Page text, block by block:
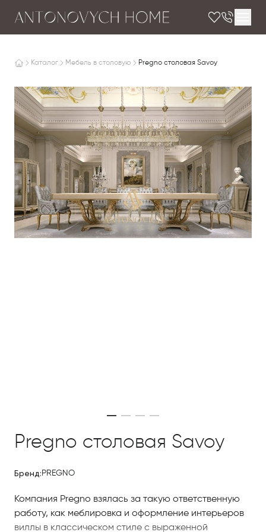
Каталог Мебель в столовую Pregno столовая Savoy
Pregno столовая Savoy
Бренд: PREGNO
Компания Pregno взялась за такую ответственную
работу, как меблировка и оформление интерьеров
виллы в классическом стиле с выраженной